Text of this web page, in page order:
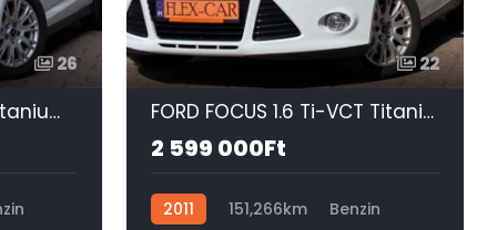
26
FORD C-MAX 1.6 VCT Titanium 124 E KM-125 LE-SONY HIFI-ÜLÉSFŰTÉS-TEMPOMAT-PARKOL​ÓASSZISZTENS-PDC!
22
FORD FOCUS 1.6 Ti-VCT Titanium TEMPOMAT-ELEKTROMOS FÉLBŐR ÜLÉS-ÜLÉSFŰTÉS-VONÓHOROG-DUPLA DIGIT KLÍMA!
2 599 000Ft
2011 151,266km Benzin